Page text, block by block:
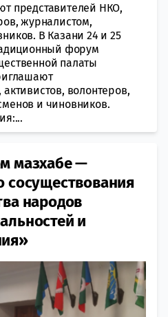
представителей НКО,
журналистом,
В Казани 24 и 25
форум
палаты
волонтеров,
и чиновников.
мазхабе —
сосуществования
народов
и